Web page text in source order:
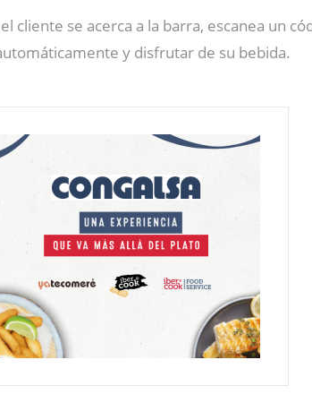
cliente se acerca a la barra, escanea un
y disfrutar de su bebida.